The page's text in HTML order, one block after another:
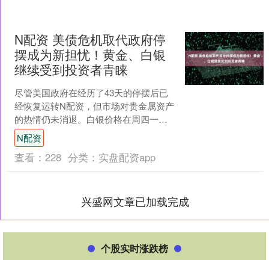
N配资 美债危机取代政府停
摆成为新担忧！黄金、白银
继续受到投资者青睐
尽管美国政府在经历了43天的停摆后已
经恢复运转N配资，但市场对贵金属资产
的热情仍未消退。白银价格在周四一度
突破至54.394美元/盎司，而现货金价则
回升至420....
N配资
查看： 228 分类： 实盘配资app
兴盛网文章已加载完成
个股实时涨跌榜